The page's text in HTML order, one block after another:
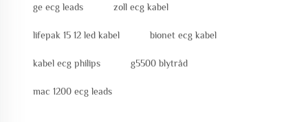
ge ecg leads zoll ecg kabel
lifepak 15 12 led kabel bionet ecg kabel
kabel ecg philips g5500 blytråd
mac 1200 ecg leads